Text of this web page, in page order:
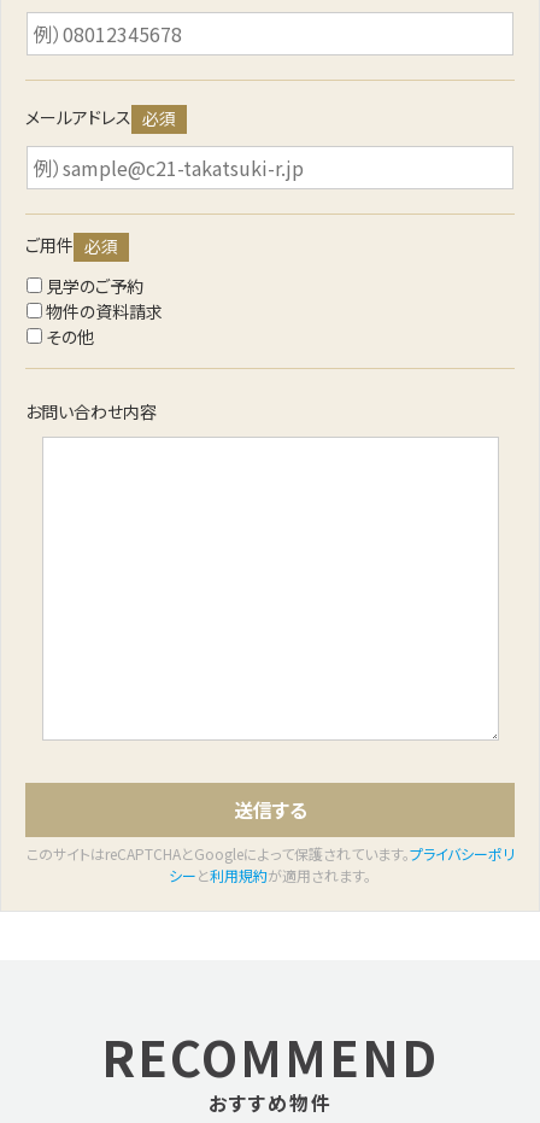
メールアドレス 必須
ご用件 必須
見学のご予約
物件の資料請求
その他
お問い合わせ内容
このサイトはreCAPTCHAとGoogleによって保護されています。プライバシーポリ
シーと利用規約が適用されます。
RECOMMEND
おすすめ物件